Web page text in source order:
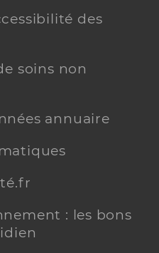
des
soins non
annuaire
: les bons